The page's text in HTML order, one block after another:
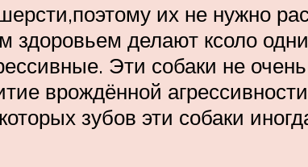
их не нужно
здоровьем делают ксоло
Эти собаки не
врождённой
зубов эти собаки